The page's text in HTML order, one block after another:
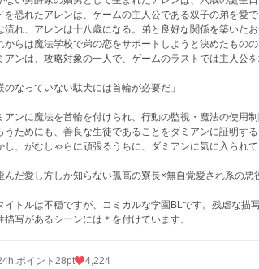
を恐れたアレンは、ゲームの主人公である双子の弟を愛
流れ、アレンは十八歳になる。弟と良好な関係を築いた
からは魔法学校で弟の恋をサポートしようと決めたもの
アンは、攻略対象の一人で、ゲームのラストでは主人公
のなっていない駄犬には首輪が必要だ」
アンに魔法を首輪を付けられ、行動の監視・魔法の使用
うためにも、善良な生徒であることをダミアンに証明する
し、がむしゃらに頑張るうちに、ダミアンに気に入られ
んだ愛し方しか知らない孤高の寮長×無自覚愛され系の悪
トルは不穏ですが、コミカルな学園BLです。残虐な描写
写があるシーンには＊を付けています。
ポイント 28pt 4,224